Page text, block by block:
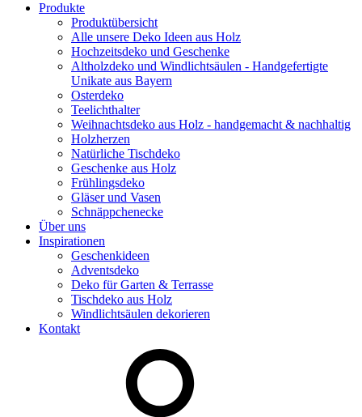
Produkte
Produktübersicht
Alle unsere Deko Ideen aus Holz
Hochzeitsdeko und Geschenke
Altholzdeko und Windlichtsäulen - Handgefertigte
Unikate aus Bayern
Osterdeko
Teelichthalter
Weihnachts­deko aus Holz - handgemacht & nachhaltig
Holzherzen
Natürliche Tischdeko
Geschenke aus Holz
Frühlingsdeko
Gläser und Vasen
Schnäppchenecke
Über uns
Inspirationen
Geschenkideen
Adventsdeko
Deko für Garten & Terrasse
Tischdeko aus Holz
Windlichtsäulen dekorieren
Kontakt